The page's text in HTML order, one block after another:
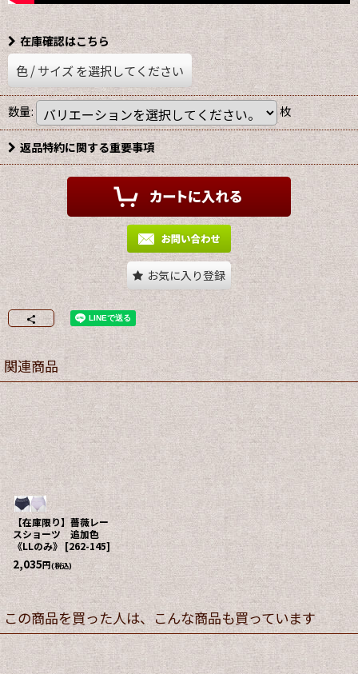
在庫確認はこちら
色/サイズを選択してください
数量: 枚
返品特約に関する重要事項
お気に入り登録
関連商品
【在庫限り】薔薇レー
スショーツ 追加色
《LLのみ》 [262-145]
2,035円(税込)
この商品を買った人は、こんな商品も買っています